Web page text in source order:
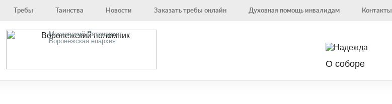
Требы Таинства Новости Заказать требы онлайн Духовная помощь инвалидам Контакты
Московский Патриархат,
Воронежская епархия
О соборе